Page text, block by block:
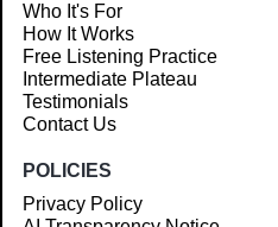
Who It's For
How It Works
Free Listening Practice
Intermediate Plateau
Testimonials
Contact Us
POLICIES
Privacy Policy